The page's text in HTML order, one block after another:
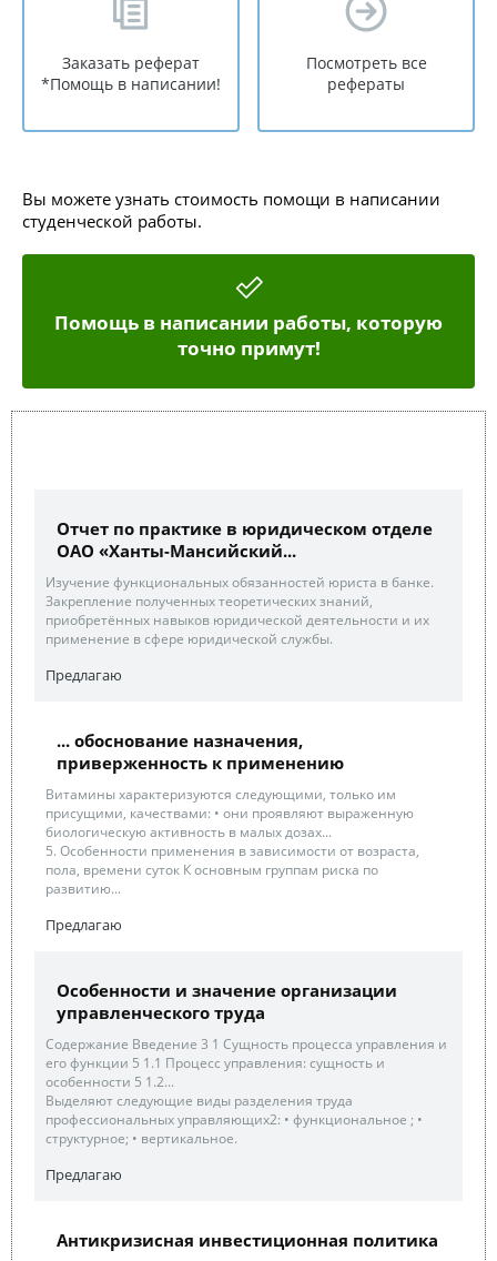
Заказать реферат
*Помощь в написании!
Посмотреть все
рефераты
Вы можете узнать стоимость помощи в написании
студенческой работы.
Помощь в написании работы, которую
точно примут!
Отчет по практике в юридическом отделе
ОАО «Ханты-Мансийский...
Изучение функциональных обязанностей юриста в банке.
Закрепление полученных теоретических знаний,
приобретённых навыков юридической деятельности и их
применение в сфере юридической службы.
Предлагаю
... обоснование назначения,
приверженность к применению
Витамины характеризуются следующими, только им
присущими, качествами: • они проявляют выраженную
биологическую активность в малых дозах...
5. Особенности применения в зависимости от возраста,
пола, времени суток К основным группам риска по
развитию...
Предлагаю
Особенности и значение организации
управленческого труда
Содержание Введение 3 1 Сущность процесса управления и
его функции 5 1.1 Процесс управления: сущность и
особенности 5 1.2...
Выделяют следующие виды разделения труда
профессиональных управляющих2: • функциональное ; •
структурное; • вертикальное.
Предлагаю
Антикризисная инвестиционная политика